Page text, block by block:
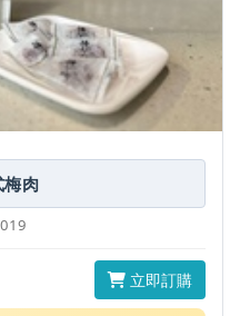
梅肉
立即訂購